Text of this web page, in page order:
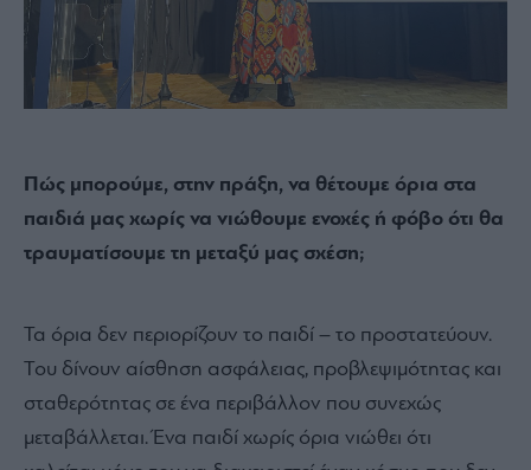
Πώς μπορούμε, στην πράξη, να θέτουμε όρια στα
παιδιά μας χωρίς να νιώθουμε ενοχές ή φόβο ότι θα
τραυματίσουμε τη μεταξύ μας σχέση;
Τα όρια δεν περιορίζουν το παιδί – το προστατεύουν.
Του δίνουν αίσθηση ασφάλειας, προβλεψιμότητας και
σταθερότητας σε ένα περιβάλλον που συνεχώς
μεταβάλλεται. Ένα παιδί χωρίς όρια νιώθει ότι